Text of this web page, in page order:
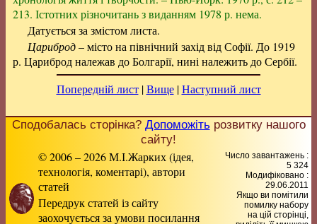
213. Істотних різночитань з виданням 1978 р. нема.
Датується за змістом листа.
Цариброд– місто на північний захід від Софії. До 1919
р. Цариброд належав до Болгарії, нині належить до Сербії.
Попередній лист|Вище|Наступний лист
Сподобалась сторінка? Допоможітьрозвитку нашого
сайту!
© 2006 – 2026 М.І.Жарких (ідея,
технологія, коментарі), автори
статей
Передрук статей із сайту
заохочується за умови посилання
Число завантажень :
5 324
Модифіковано :
29.06.2011
Якщо ви помітили
помилку набору
на цiй сторiнцi,